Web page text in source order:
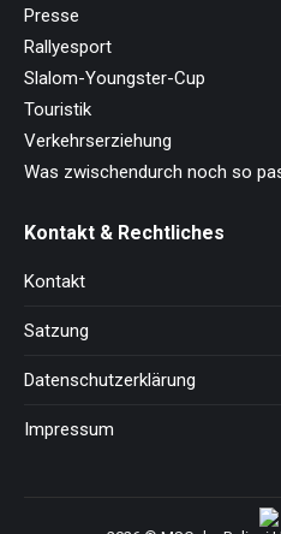
Presse
Rallyesport
Slalom-Youngster-Cup
Touristik
Verkehrserziehung
Was zwischendurch noch so
Kontakt & Rechtliches
Kontakt
Satzung
Datenschutzerklärung
Impressum